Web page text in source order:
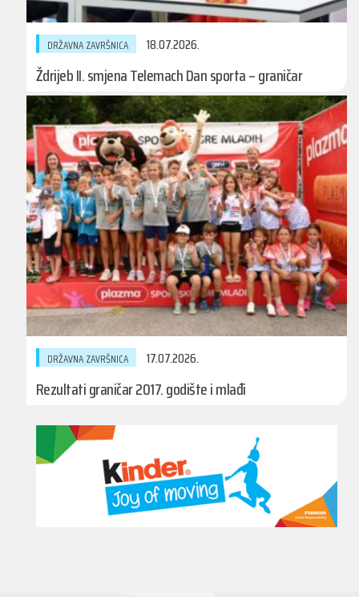
DRŽAVNA ZAVRŠNICA 18.07.2026.
Ždrijeb II. smjena Telemach Dan sporta – graničar
DRŽAVNA ZAVRŠNICA 17.07.2026.
Rezultati graničar 2017. godište i mlađi